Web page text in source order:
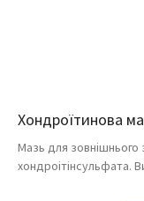
Хондроїтинова
Мазь для зовнішнього
хондроітінсульфата.